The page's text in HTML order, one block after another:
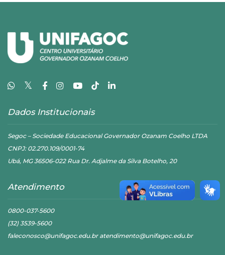
𝕏
Dados Institucionais
Segoc – Sociedade Educacional Governador Ozanam Coelho LTDA
CNPJ: 02.270.109/0001-74
Ubá, MG 36506-022 Rua Dr. Adjalme da Silva Botelho, 20
Atendimento
0800-037-5600
(32) 3539-5600
faleconosco@unifagoc.edu.br atendimento@unifagoc.edu.br